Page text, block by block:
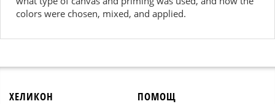
colors were chosen, mixed, and applied.
ХЕЛИКОН ПОМОЩ